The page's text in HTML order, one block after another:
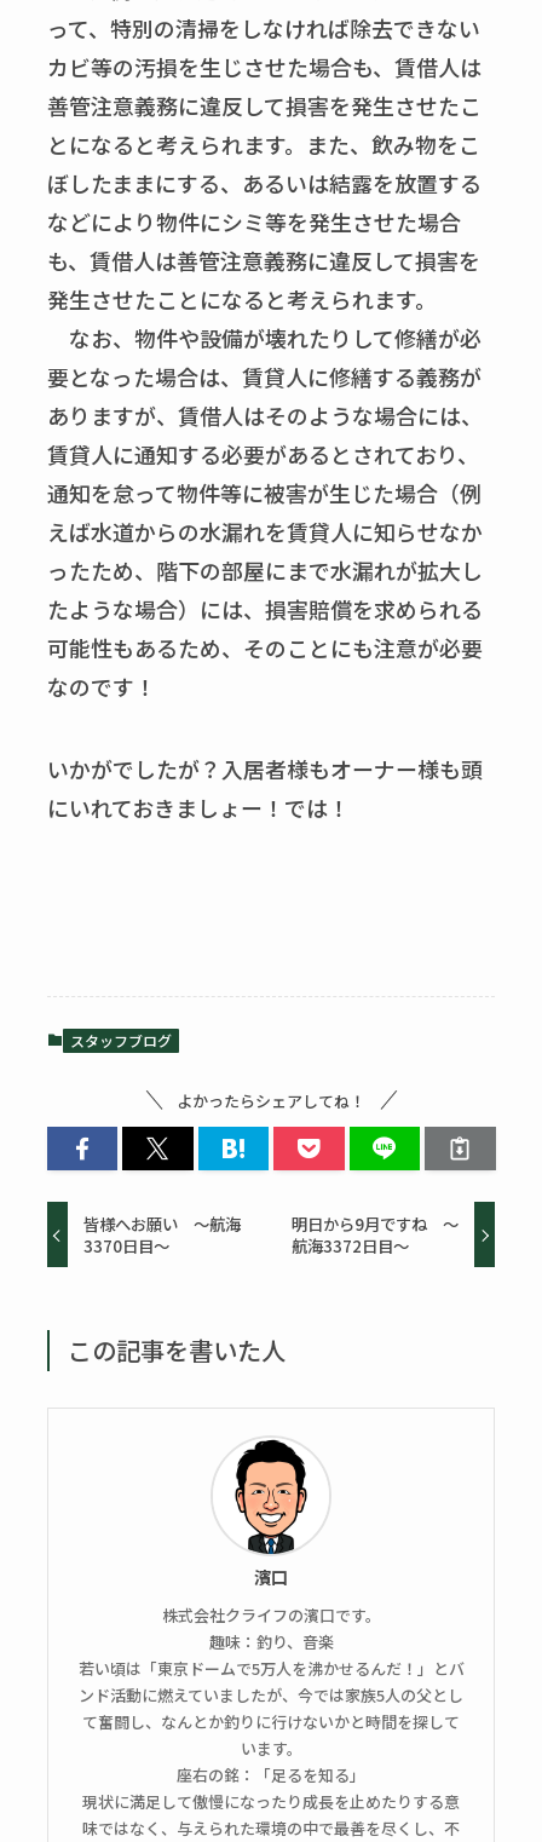
って、特別の清掃をしなければ除去できない
カビ等の汚損を生じさせた場合も、賃借人は
善管注意義務に違反して損害を発生させたこ
とになると考えられます。また、飲み物をこ
ぼしたままにする、あるいは結露を放置する
などにより物件にシミ等を発生させた場合
も、賃借人は善管注意義務に違反して損害を
発生させたことになると考えられます。
なお、物件や設備が壊れたりして修繕が必
要となった場合は、賃貸人に修繕する義務が
ありますが、賃借人はそのような場合には、
賃貸人に通知する必要があるとされており、
通知を怠って物件等に被害が生じた場合（例
えば水道からの水漏れを賃貸人に知らせなか
ったため、階下の部屋にまで水漏れが拡大し
たような場合）には、損害賠償を求められる
可能性もあるため、そのことにも注意が必要
なのです！
いかがでしたが？入居者様もオーナー様も頭
にいれておきましょー！では！
スタッフブログ
よかったらシェアしてね！
皆様へお願い ～航海
3370日目～
明日から9月ですね ～
航海3372日目～
この記事を書いた人
濱口
株式会社クライフの濱口です。
趣味：釣り、音楽
若い頃は「東京ドームで5万人を沸かせるんだ！」とバ
ンド活動に燃えていましたが、今では家族5人の父とし
て奮闘し、なんとか釣りに行けないかと時間を探して
います。
座右の銘：「足るを知る」
現状に満足して傲慢になったり成長を止めたりする意
味ではなく、与えられた環境の中で最善を尽くし、不